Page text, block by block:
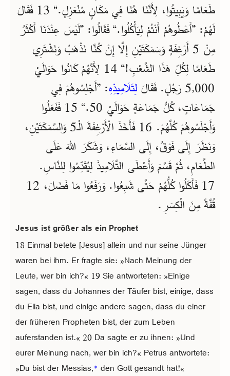
طَعَامًا وَيَبِيتُوا، لِأَنَّنَا هُنَا فِي مَكَانٍ مُنْعَزِلٍ.“ 13 فَقَالَ
لَهُمْ: ”أَعْطُوهُمْ أَنْتُمْ لِيَأْكُلُوا.“ فَقَالُوا: ”لَيْسَ عِنْدَنَا أَكْثَرُ
مِنْ 5 أَرْغِفَةٍ وَسَمَكَتَيْنِ إِلَّا إِنْ كُنَّا نَذْهَبُ وَنَشْتَرِي
طَعَامًا لِكُلِّ هَذَا الشَّعْبِ!“ 14 لِأَنَّهُمْ كَانُوا حَوَالَيْ
5,000 رَجُلٍ. فَقَالَ
لِتَلَامِيذِهِ: ”أَجْلِسُوهُمْ فِي
جَمَاعَاتٍ، كُلُّ جَمَاعَةٍ حَوَالَيْ 50.“ 15 فَفَعَلُوا
وَأَجْلَسُوهُمْ كُلَّهُمْ. 16 فَأَخَذَ الْأَرْغِفَةَ الْـ5 وَالسَّمَكَتَيْنِ،
وَنَظَرَ إِلَى فَوْقُ، إِلَى السَّمَاءِ، وَشَكَرَ اللهَ عَلَى
الطَّعَامِ، ثُمَّ قَسَّمَ وَأَعْطَى التَّلَامِيذَ لِيُقَدِّمُوا لِلنَّاسِ.
17 فَأَكَلُوا كُلُّهُمْ حَتَّى شَبِعُوا. وَرَفَعُوا مَا فَضَلَ، 12
قُفَّةً مِنَ الْكِسَرِ.
Jesus ist größer als ein Prophet
18 Einmal betete [Jesus] allein und nur seine Jünger
waren bei ihm. Er fragte sie: »Nach Meinung der
Leute, wer bin ich?« 19 Sie antworteten: »Einige
sagen, dass du Johannes der Täufer bist, einige, dass
du Elia bist, und einige andere sagen, dass du einer
der früheren Propheten bist, der zum Leben
auferstanden ist.« 20 Da sagte er zu ihnen: »Und
eurer Meinung nach, wer bin ich?« Petrus antwortete:
»Du bist der Messias,* den Gott gesandt hat!«